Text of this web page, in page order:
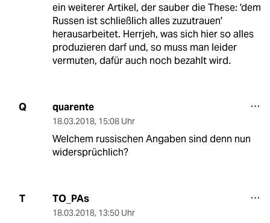
ein weiterer Artikel, der sauber die These: 'dem
Russen ist schließlich alles zuzutrauen'
herausarbeitet. Herrjeh, was sich hier so alles
produzieren darf und, so muss man leider
vermuten, dafür auch noch bezahlt wird.
Q quarente
18.03.2018, 15:08 Uhr
Welchem russischen Angaben sind denn nun
widersprüchlich?
T TO_PAs
18.03.2018, 13:50 Uhr